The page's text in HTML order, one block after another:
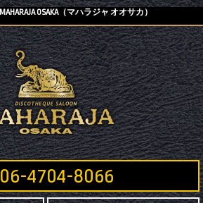
OSAKA（マハラジャ オオサカ）
06-4704-8066